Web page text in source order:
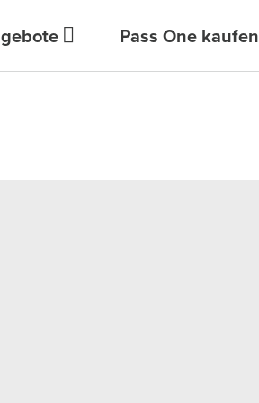
Pass One kaufen